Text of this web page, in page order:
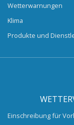
Wetterwarnungen
Klima
Produkte und
Einschreibung für